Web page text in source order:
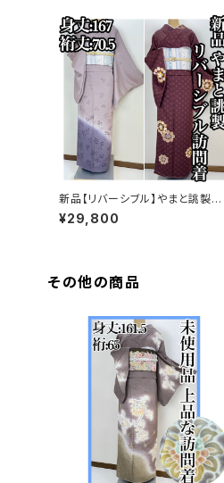
新品【リバーシブル】やまと誂製
正絹 袷 訪問着s771
¥29,800
その他の商品